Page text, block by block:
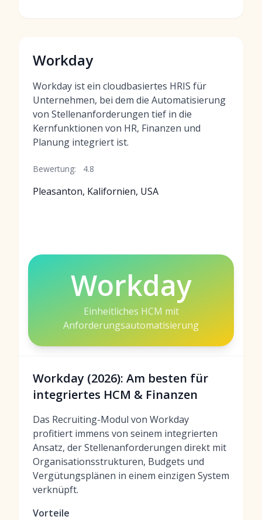
Workday
Workday ist ein cloudbasiertes HRIS für
Unternehmen, bei dem die Automatisierung
von Stellenanforderungen tief in die
Kernfunktionen von HR, Finanzen und
Planung integriert ist.
Bewertung: 4.8
Pleasanton, Kalifornien, USA
Workday
Einheitliches HCM mit
Anforderungsautomatisierung
Workday (2026): Am besten für
integriertes HCM & Finanzen
Das Recruiting-Modul von Workday
profitiert immens von seinem integrierten
Ansatz, der Stellenanforderungen direkt mit
Organisationsstrukturen, Budgets und
Vergütungsplänen in einem einzigen System
verknüpft.
Vorteile